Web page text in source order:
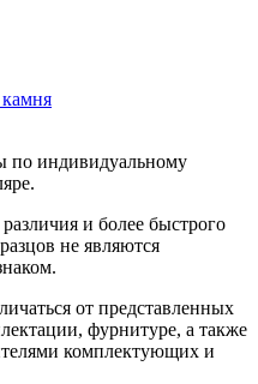
по индивидуальному
и более быстрого
не являются
от представленных
фурнитуре, а также
комплектующих и